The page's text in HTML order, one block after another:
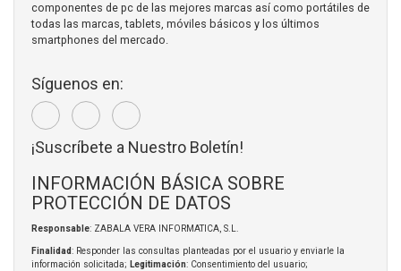
componentes de pc de las mejores marcas así como portátiles de
todas las marcas, tablets, móviles básicos y los últimos
smartphones del mercado.
Síguenos en:
¡Suscríbete a Nuestro Boletín!
INFORMACIÓN BÁSICA SOBRE
PROTECCIÓN DE DATOS
Responsable: ZABALA VERA INFORMATICA, S.L.
Finalidad: Responder las consultas planteadas por el usuario y enviarle la
información solicitada; Legitimación: Consentimiento del usuario;